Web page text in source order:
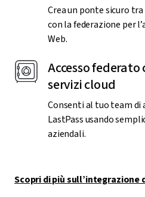
Crea un ponte sicuro
con la federazione per
Web.
Accesso
servizi cloud
Consenti al tuo team di
LastPass usando
aziendali.
Scopri di più